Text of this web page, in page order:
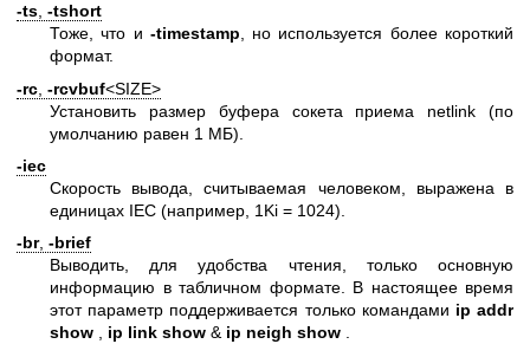
-ts, -tshort
Тоже, что и -timestamp, но используется более короткий
формат.
-rc -rcvbuf<SIZE>
Установить размер буфера сокета приема netlink (по
умолчанию равен 1 МБ).
-iec
Скорость вывода, считываемая человеком, выражена в
единицах IEC (например, 1Ki = 1024).
-br, -brief
Выводить, для удобства чтения, только основную
информацию в табличном формате. В настоящее время
этот параметр поддерживается только командами ip addr
show , ip link show &ip neigh show .